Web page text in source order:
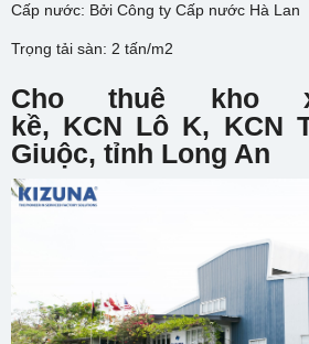
Cấp nước: Bởi Công ty Cấp nước Hà Lan
Trọng tải sàn: 2 tấn/m2
Cho thuê kho
kề, KCN Lô K, KCN
Giuộc, tỉnh Long An